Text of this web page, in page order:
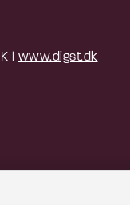
| www.digst.dk